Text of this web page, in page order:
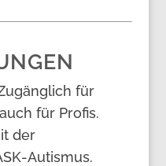
für
für Profis.
der
Autismus.